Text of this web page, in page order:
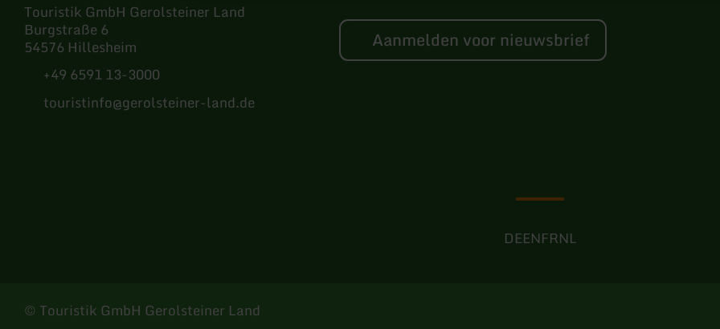
Touristik GmbH Gerolsteiner Land
Burgstraße 6
54576 Hillesheim
+49 6591 13-3000
touristinfo@gerolsteiner-land.de
Aanmelden voor nieuwsbrief
DEENFRNL
© Touristik GmbH Gerolsteiner Land